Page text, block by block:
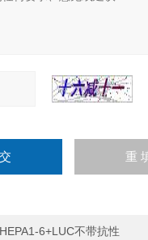
6+LUC不带抗性